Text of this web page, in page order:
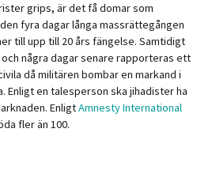
grips, är det få domar som
fyra dagar långa massrättegången
till upp till 20 års fängelse. Samtidigt
några dagar senare rapporteras ett
då militären bombar en markand i
Enligt en talesperson ska jihadister ha
EnligtAmnesty International
fler än 100.